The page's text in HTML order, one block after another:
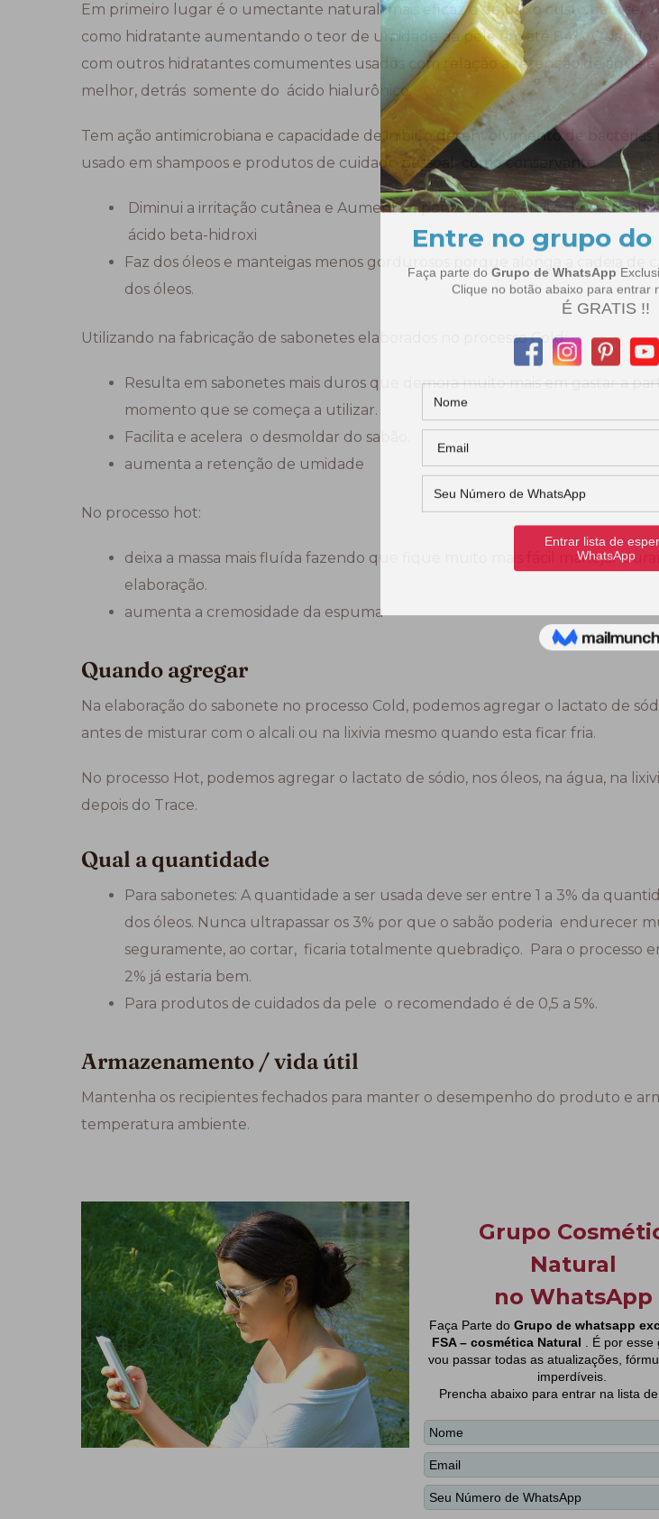
Em primeiro lugar é o umectante natural mais eficaz e de baixo custo para ser
como hidratante aumentando o teor de umidade da pele em até 84%. Quando
com outros hidratantes comumentes usados com relação a retenção de água
melhor, detrás somente do ácido hialurônico.
Tem ação antimicrobiana e capacidade de inibir o desenvolvimento de bactérias
usado em shampoos e produtos de cuidado pessoal como conservante.
Diminui a irritação cutânea e Aumenta a pontência do efeito do ácido
ácido beta-hidroxi
Faz dos óleos e manteigas menos gordurosos porque alonga a cadeia de
dos óleos.
Utilizando na fabricação de sabonetes elaborados no processo Cold:
Resulta em sabonetes mais duros que demora muito mais em gastar a
momento que se começa a utilizar.
Facilita e acelera o desmoldar do sabão.
aumenta a retenção de umidade
No processo hot:
deixa a massa mais fluída fazendo que fique muito mais fácil manejar
elaboração.
aumenta a cremosidade da espuma
Quando agregar
Na elaboração do sabonete no processo Cold, podemos agregar o lactato de
antes de misturar com o alcali ou na lixivia mesmo quando esta ficar fria.
No processo Hot, podemos agregar o lactato de sódio, nos óleos, na água, na
depois do Trace.
Qual a quantidade
Para sabonetes: A quantidade a ser usada deve ser entre 1 a 3% da
dos óleos. Nunca ultrapassar os 3% por que o sabão poderia endurecer
seguramente, ao cortar, ficaria totalmente quebradiço. Para o processo
2% já estaria bem.
Para produtos de cuidados da pele o recomendado é de 0,5 a 5%.
Armazenamento / vida útil
Mantenha os recipientes fechados para manter o desempenho do produto e
temperatura ambiente.